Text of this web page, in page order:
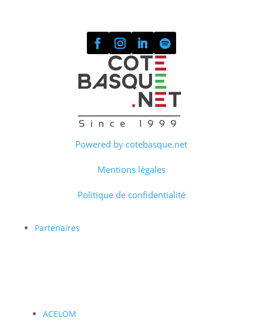
Powered by cotebasque.net
Mentions légales
Politique de confidentialité
Partenaires
ACELOM